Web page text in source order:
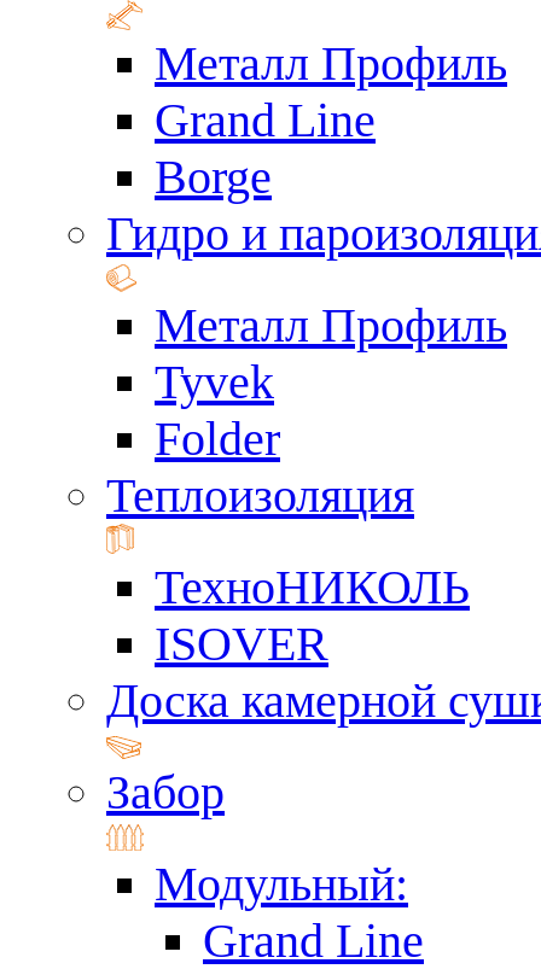
Металл Профиль
Grand Line
Borge
Гидро и
Металл Профиль
Tyvek
Folder
Теплоизоляция
ТехноНИКОЛЬ
ISOVER
Доска камерной
Забор
Модульный:
Grand Line